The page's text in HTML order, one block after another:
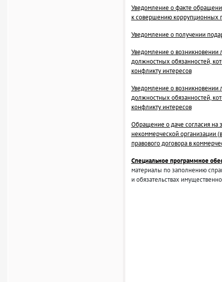
Уведомление о факте
к совершению коррупционных
Уведомление о получении
Уведомление о возникновении
должностных обязанностей,
конфликту интересов
Уведомление о возникновении
должностных обязанностей,
конфликту интересов
Обращение о даче согласия
некоммерческой организации
правового договора в
Специальное программное
материалы по заполнению
и обязательствах